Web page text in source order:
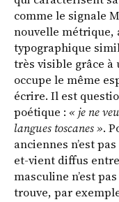
comme le signale
nouvelle métrique,
typographique
très visible grâce à
occupe le même
écrire. Il est
poétique : « je ne
langues toscanes ».
anciennes n’est
et-­vient diffus
masculine n’est
trouve, par